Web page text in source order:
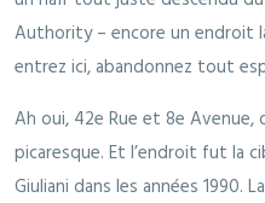
Authority – encore un endroit
entrez ici, abandonnez tout
Ah oui, 42e Rue et 8e Avenue,
picaresque. Et l’endroit fut la
Giuliani dans les années 1990.